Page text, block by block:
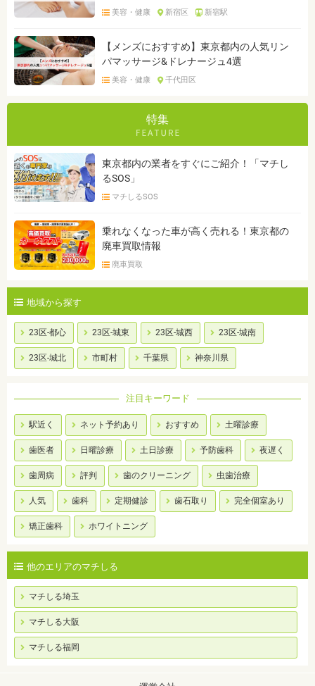
美容・健康 新宿区 新宿駅
【メンズにおすすめ】東京都内の人気リン
パマッサージ&ドレナージュ4選
美容・健康 千代田区
特集
東京都内の業者をすぐにご紹介！「マチし
るSOS」
マチしるSOS
乗れなくなった車が高く売れる！東京都の
廃車買取情報
廃車買取
地域から探す
23区-都心 23区-城東 23区-城西 23区-城南
23区-城北 市町村 千葉県 神奈川県
注目キーワード
駅近く ネット予約あり おすすめ 土曜診療
歯医者 日曜診療 土日診療 予防歯科 夜遅く
歯周病 評判 歯のクリーニング 虫歯治療
人気 歯科 定期健診 歯石取り 完全個室あり
矯正歯科 ホワイトニング
他のエリアのマチしる
マチしる埼玉
マチしる大阪
マチしる福岡